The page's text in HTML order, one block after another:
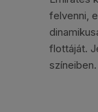
felvenni,
flottáját.
színeiben.